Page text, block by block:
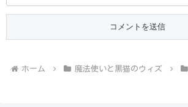
ホーム 魔法使いと黒猫のウィズ